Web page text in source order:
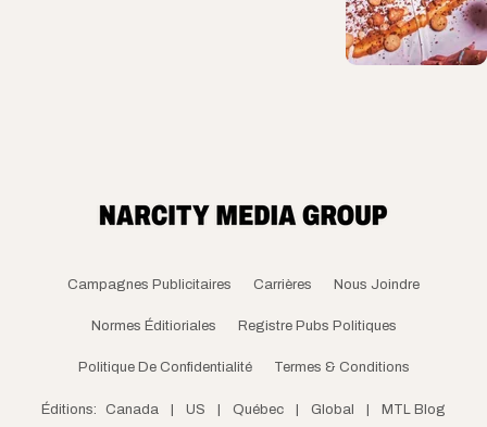
Campagnes Publicitaires Carrières Nous Joindre
Normes Éditioriales Registre Pubs Politiques
Politique De Confidentialité Termes & Conditions
Éditions: Canada US Québec Global
MTL Blog